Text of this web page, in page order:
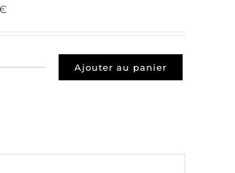
Ajouter au panier